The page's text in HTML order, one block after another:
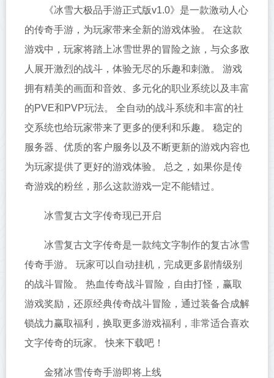
《冰雪大极品手游正式版v1.0》是一款激动人心
的传奇手游，为玩家带来全新的游戏体验。 在这款
游戏中，玩家将踏上冰雪世界的冒险之旅，与众多敌
人展开激烈的战斗，体验无尽的乐趣和刺激。 游戏
拥有精美的画面和音效、多元化的职业系统以及丰富
的PVE和PVP玩法。 全自动的战斗系统和丰富的社
交系统也给玩家带来了更多的便利和乐趣。 稳定的
服务器、优质的客户服务以及不断更新的游戏内容也
为玩家提供了更好的游戏体验。 总之，如果你是传
奇游戏的粉丝，那么这款游戏一定不能错过。
冰雪复古文字传奇现已开启
冰雪复古文字传奇是一款纯文字制作的复古冰雪
传奇手游。 玩家可以自动挂机，完成更多剧情级别
的战斗冒险。 热血传奇战斗冒险，自由打怪，赢取
游戏奖励，还原经典传奇战斗冒险，通过装备合成解
锁战力赢取福利，换取更多游戏福利，非常适合喜欢
文字传奇的玩家。 快来下载吧！
金猪冰雪传奇手游即将上线